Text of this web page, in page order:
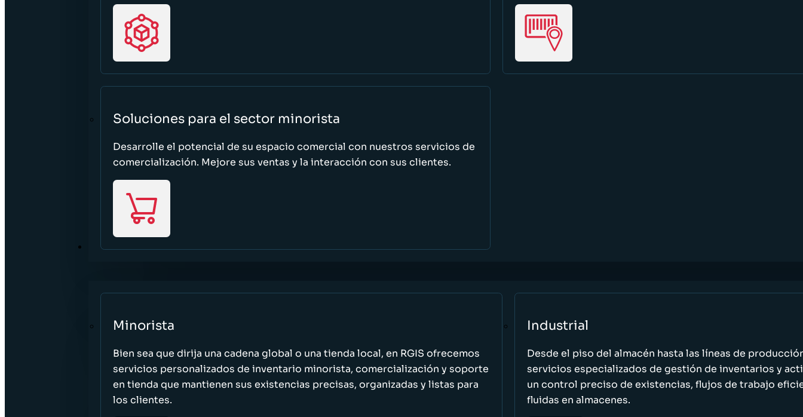
Soluciones para el sector minorista
Desarrolle el potencial de su espacio comercial con nuestros servicios de
comercialización. Mejore sus ventas y la interacción con sus clientes.
SECTORES
Minorista
Bien sea que dirija una cadena global o una tienda local, en RGIS ofrecemos
servicios personalizados de inventario minorista, comercialización y soporte
en tienda que mantienen sus existencias precisas, organizadas y listas para
los clientes.
Industrial
Desde el piso del almacén hasta las líneas de
servicios especializados de gestión de inventarios y
un control preciso de existencias, flujos de trabajo
fluidas en almacenes.